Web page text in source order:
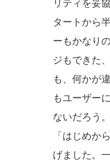
リティを妥
タートから
ーもかなり
ジもできた
も、何かが
もユーザー
ないだろう
「はじめか
げました。